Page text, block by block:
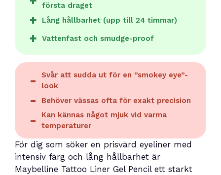
första draget
Lång hållbarhet (upp till 24 timmar)
Vattenfast och smudge-proof
Svår att sudda ut för en ”smokey eye”-
look
Behöver vässas ofta för exakt precision
Kan kännas något mjuk vid varma
temperaturer
För dig som söker en prisvärd eyeliner med
intensiv färg och lång hållbarhet är
Maybelline Tattoo Liner Gel Pencil ett starkt